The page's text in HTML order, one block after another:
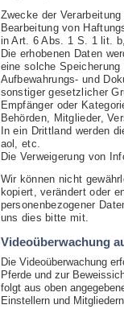
Zwecke der
Bearbeitung von
in Art. 6 Abs. 1 S. 1 lit.
Die erhobenen Daten
eine solche
Aufbewahrungs- und
sonstiger gesetzlicher
Empfänger oder
Behörden, Mitglieder,
In ein Drittland werden
aol, etc.
Die Verweigerung von
Wir können nicht
kopiert, verändert oder
personenbezogener
uns dies bitte mit.
Videoüberwachung
Die Videoüberwachung
Pferde und zur
folgt aus oben
Einstellern und